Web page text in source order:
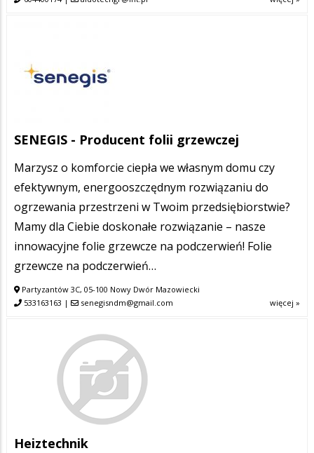
SENEGIS - Producent folii grzewczej
Marzysz o komforcie ciepła we własnym domu czy
efektywnym, energooszczędnym rozwiązaniu do
ogrzewania przestrzeni w Twoim przedsiębiorstwie?
Mamy dla Ciebie doskonałe rozwiązanie – nasze
innowacyjne folie grzewcze na podczerwień! Folie
grzewcze na podczerwień…
Partyzantów 3C, 05-100 Nowy Dwór Mazowiecki
533163163 | senegisndm@gmail.com więcej »
Heiztechnik